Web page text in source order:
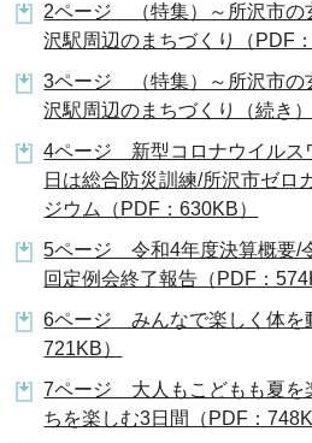
2ページ （特集）～所沢市の
沢駅周辺のまちづくり（PDF
3ページ （特集）～所沢市の
沢駅周辺のまちづくり（続き
4ページ 新型コロナウイルス
日は総合防災訓練/所沢市ゼロ
ジウム（PDF：630KB）
5ページ 令和4年度決算概要/
回定例会終了報告（PDF：
6ページ みんなで楽しく体を
721KB）
7ページ 大人もこどもも夏を
ちを楽しむ3日間（PDF：